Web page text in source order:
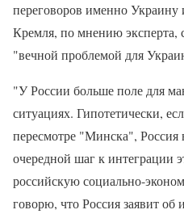
переговоров именно Украину
Кремля, по мнению эксперта,
"вечной проблемой для
"У России больше поле для
ситуациях. Гипотетически,
пересмотре "Минска", Россия
очередной шаг к интеграции
российскую социально-
говорю, что Россия заявит об